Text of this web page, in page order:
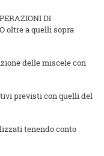
DI
oltre a quelli sopra
delle miscele con
previsti con quelli del
tenendo conto